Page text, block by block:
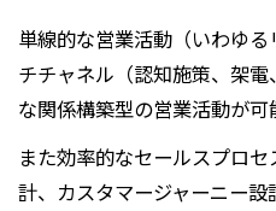
単線的な営業活動（いわゆ
チチャネル（認知施策、架
な関係構築型の営業活動が可
また効率的なセールスプロ
計、カスタマージャーニー